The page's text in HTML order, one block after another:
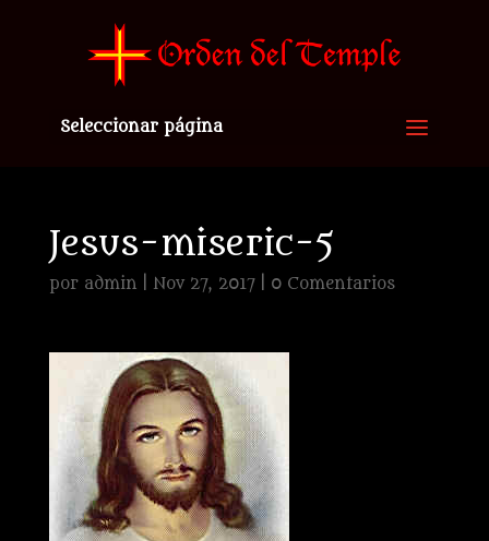
Seleccionar página
Jesus-miseric-5
por admin Nov 27, 2017| 0 Comentarios